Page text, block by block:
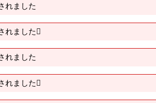
れました
れました
れました
れました